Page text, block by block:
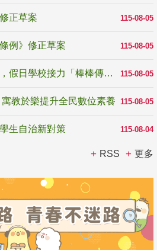
115-08-05
正草案
115-08-05
例》修正草案
115-08-05
學校藝術嘉年華圓滿落幕，假日學校接力「棒棒傳美感」
115-08-05
寓教於樂提升全民數位素養
115-08-04
生自治新對策
RSS 更多